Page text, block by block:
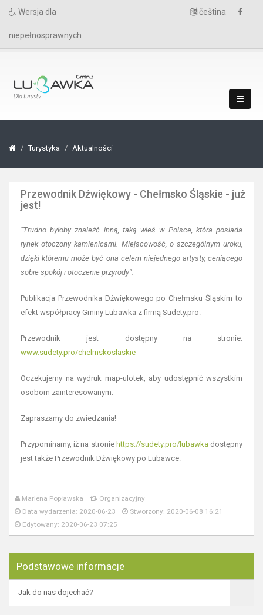
Wersja dla
niepełnosprawnych
čeština
Turystyka Aktualności
Przewodnik Dźwiękowy - Chełmsko Śląskie - już
jest!
"Trudno byłoby znaleźć inną, taką wieś w Polsce, która posiada
rynek otoczony kamienicami. Miejscowość, o szczególnym uroku,
dzięki któremu może być ona celem niejednego artysty, ceniącego
sobie spokój i otoczenie przyrody".
Publikacja Przewodnika Dźwiękowego po Chełmsku Śląskim to
efekt współpracy Gminy Lubawka z firmą Sudety.pro.
Przewodnik jest dostępny na stronie:
www.sudety.pro/chelmskoslaskie
Oczekujemy na wydruk map-ulotek, aby udostępnić wszystkim
osobom zainteresowanym.
Zapraszamy do zwiedzania!
Przypominamy, iż na stronie https://sudety.pro/lubawka dostępny
jest także Przewodnik Dźwiękowy po Lubawce.
Marlena Popławska
Organizacyjny
Data wydarzenia: 2020-06-23
Stworzony: 2020-06-08 16:21
Edytowany: 2020-06-23 07:25
Podstawowe informacje
Jak do nas dojechać?